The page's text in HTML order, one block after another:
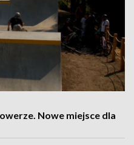
Nowe miejsce dla